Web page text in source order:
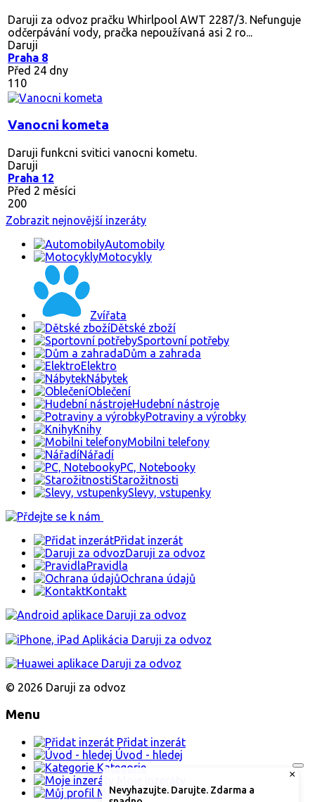
Daruji za odvoz pračku Whirlpool AWT 2287/3. Nefunguje
odčerpávání vody, pračka nepoužívaná asi 2 ro...
Daruji
Praha 8
Před 24 dny
110
Vanocni kometa
Daruji funkcni svitici vanocni kometu.
Daruji
Praha 12
Před 2 měsíci
200
Zobrazit nejnovější inzeráty
×
Nevyhazujte. Darujte. Zdarma a
Automobily
Motocykly
Zvířata
Dětské zboží
Sportovní potřeby
Dům a zahrada
Elektro
Nábytek
Oblečení
Hudební nástroje
Potraviny a výrobky
Knihy
Mobilni telefony
Nářadí
PC, Notebooky
Starožitnosti
Slevy, vstupenky
Přidat inzerát
Daruji za odvoz
Pravidla
Ochrana údajů
Kontakt
© 2026 Daruji za odvoz
Menu
Přidat inzerát
Úvod - hledej
Kategorie
Můj profil